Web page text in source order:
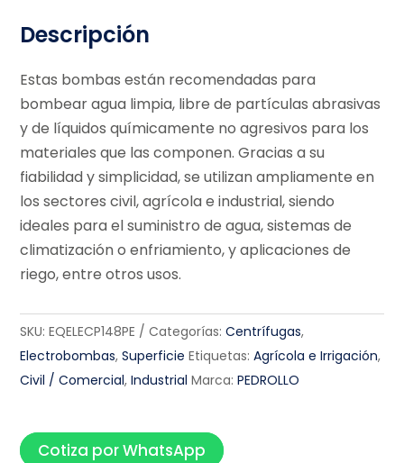
Descripción
Estas bombas están recomendadas para
bombear agua limpia, libre de partículas abrasivas
y de líquidos químicamente no agresivos para los
materiales que las componen. Gracias a su
fiabilidad y simplicidad, se utilizan ampliamente en
los sectores civil, agrícola e industrial, siendo
ideales para el suministro de agua, sistemas de
climatización o enfriamiento, y aplicaciones de
riego, entre otros usos.
SKU: EQELECP148PE Categorías: Centrífugas,
Electrobombas,Superficie Etiquetas: Agrícola e Irrigación,
Civil / Comercial,Industrial Marca: PEDROLLO
Cotiza por WhatsApp